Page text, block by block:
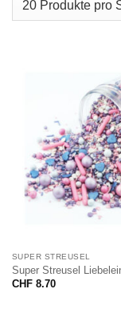
SUPER STREUSEL
Super Streusel
CHF8.70